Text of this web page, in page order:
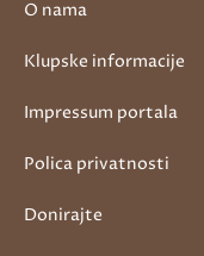
O nama
Klupske informacije
Impressum portala
Polica privatnosti
Donirajte